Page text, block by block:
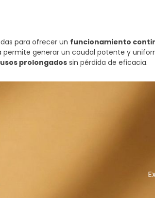
para ofrecer un funcionamiento
generar un caudal potente y
usos prolongados sin pérdida de eficacia.